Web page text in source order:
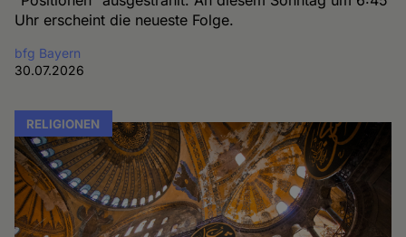
Uhr erscheint die neueste Folge.
bfg Bayern
30.07.2026
RELIGIONEN